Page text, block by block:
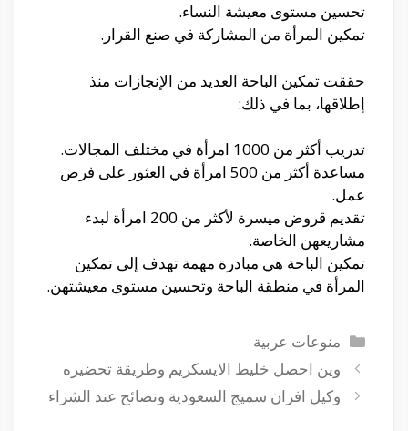
تحسين مستوى معيشة النساء.
تمكين المرأة من المشاركة في صنع القرار.
حققت تمكين الباحة العديد من الإنجازات منذ
إطلاقها، بما في ذلك:
تدريب أكثر من 1000 امرأة في مختلف المجالات.
مساعدة أكثر من 500 امرأة في العثور على فرص
عمل.
تقديم قروض ميسرة لأكثر من 200 امرأة لبدء
مشاريعهن الخاصة.
تمكين الباحة هي مبادرة مهمة تهدف إلى تمكين
المرأة في منطقة الباحة وتحسين مستوى معيشتهن.
التصنيفات
منوعات عربية
وين احصل خليط الايسكريم وطريقة تحضيره
وكيل افران سميج السعودية ونصائح عند الشراء